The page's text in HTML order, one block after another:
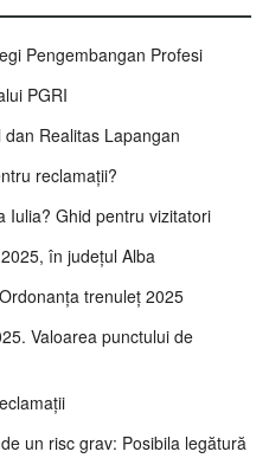
Pengembangan Profesi
PGRI
Realitas Lapangan
reclamații?
Iulia? Ghid pentru vizitatori
în județul Alba
trenuleț 2025
Valoarea punctului de
un risc grav: Posibila legătură